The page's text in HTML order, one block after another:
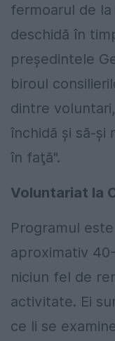
fermoarul de
deschidă în
preşedintele
biroul
dintre
închidă şi să-şi
în faţă".
Voluntariat la
Programul
aproximativ
niciun fel de
activitate. Ei
ce li se